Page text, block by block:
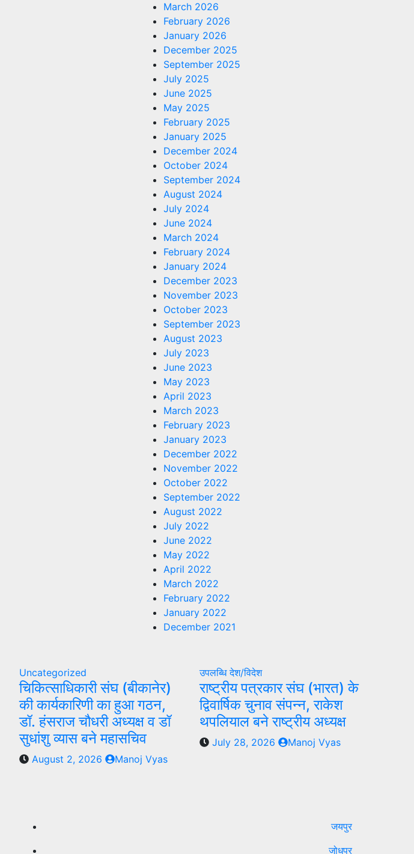
March 2026
February 2026
January 2026
December 2025
September 2025
July 2025
June 2025
May 2025
February 2025
January 2025
December 2024
October 2024
September 2024
August 2024
July 2024
June 2024
March 2024
February 2024
January 2024
December 2023
November 2023
October 2023
September 2023
August 2023
July 2023
June 2023
May 2023
April 2023
March 2023
February 2023
January 2023
December 2022
November 2022
October 2022
September 2022
August 2022
July 2022
June 2022
May 2022
April 2022
March 2022
February 2022
January 2022
December 2021
Uncategorized
चिकित्साधिकारी संघ (बीकानेर)
की कार्यकारिणी का हुआ गठन,
डॉ. हंसराज चौधरी अध्यक्ष व डॉ
सुधांशु व्यास बने महासचिव
August 2, 2026 Manoj Vyas
उपलब्धिदेश/विदेश
राष्ट्रीय पत्रकार संघ (भारत) के
द्विवार्षिक चुनाव संपन्न, राकेश
थपलियाल बने राष्ट्रीय अध्यक्ष
July 28, 2026 Manoj Vyas
जयपुर
जोधपुर